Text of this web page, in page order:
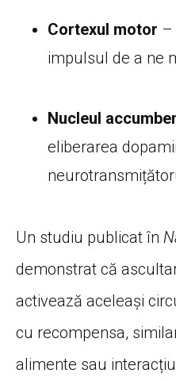
Cortexul motor –
impulsul de a ne
Nucleul
eliberarea
Un studiu publicat în
demonstrat că
activează aceleași
cu recompensa,
alimente sau